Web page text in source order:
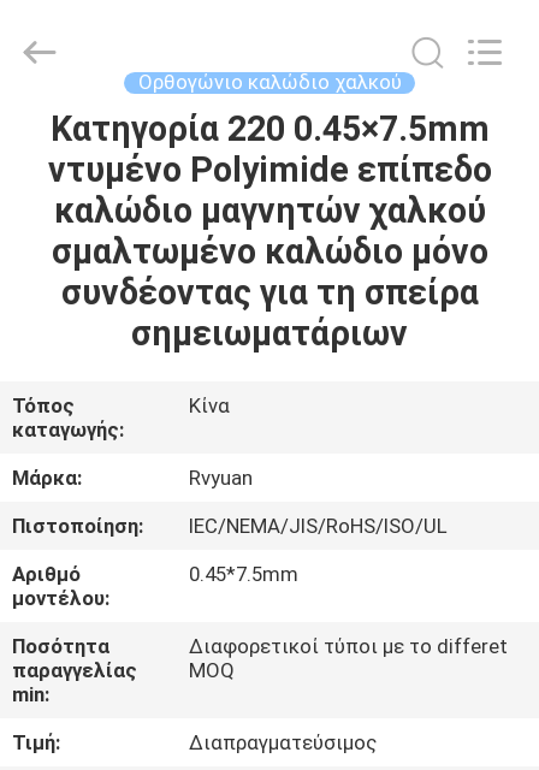
ΣΠΊΤΙ
ΠΡΟΪΌΝΤΑ
ΒΊΝΤΕΟ
ΠΕΡΊΠΟΥ
ΕΜΕΊΣ
ΓΎΡΟΣ
ΕΡΓΟΣΤΑΣΊΩΝ
ΠΟΙΟΤΙΚΌΣ
ΈΛΕΓΧΟΣ
ΜΑΣ
ΕΛΆΤΕ
Material
Co,.Ltd.
Reserved.
Ορθογώνιο καλώδιο χαλκού
Κατηγορία 220 0.45×7.5mm
ντυμένο Polyimide επίπεδο
καλώδιο μαγνητών χαλκού
σμαλτωμένο καλώδιο μόνο
συνδέοντας για τη σπείρα
σημειωματάριων
Τόπος
καταγωγής:
Κίνα
Μάρκα:
Rvyuan
Πιστοποίηση:
IEC/NEMA/JIS/RoHS/ISO/UL
Αριθμό
μοντέλου:
0.45*7.5mm
Ποσότητα
παραγγελίας
min:
Διαφορετικοί τύποι με το differet
MOQ
Τιμή:
Διαπραγματεύσιμος